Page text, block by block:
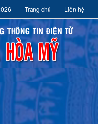
Trang chủ Liên hệ